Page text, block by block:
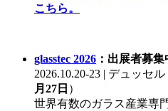
こちら。
glasstec 2026 ：出展者募集
2026.10.20-23 | デュッセ
月27日 ）
世界有数のガラス産業専